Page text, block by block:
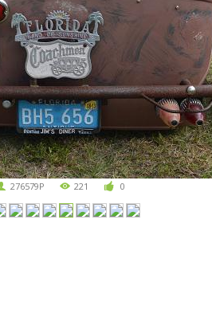
276579P 221 0